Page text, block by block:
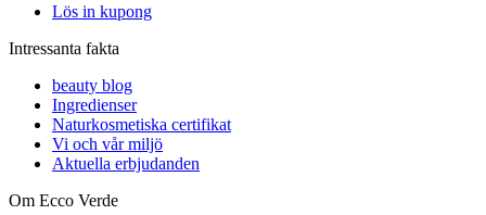
Lös in kupong
Intressanta fakta
beauty blog
Ingredienser
Naturkosmetiska certifikat
Vi och vår miljö
Aktuella erbjudanden
Om Ecco Verde